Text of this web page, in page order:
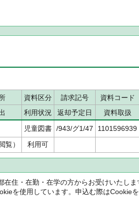
資料区分 請求記号
資料コード
利用状況 返却予定日
資料取扱
児童図書 /943/グ1/47
1101596939
覧） 利用可
在住・在勤・在学の方からお受けいたしま
を使用しています。申込む際はCookie